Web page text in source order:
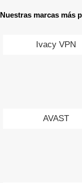
Nuestras marcas más
Ivacy VPN
AVAST